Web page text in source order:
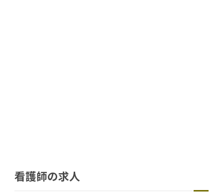
看護師の求人